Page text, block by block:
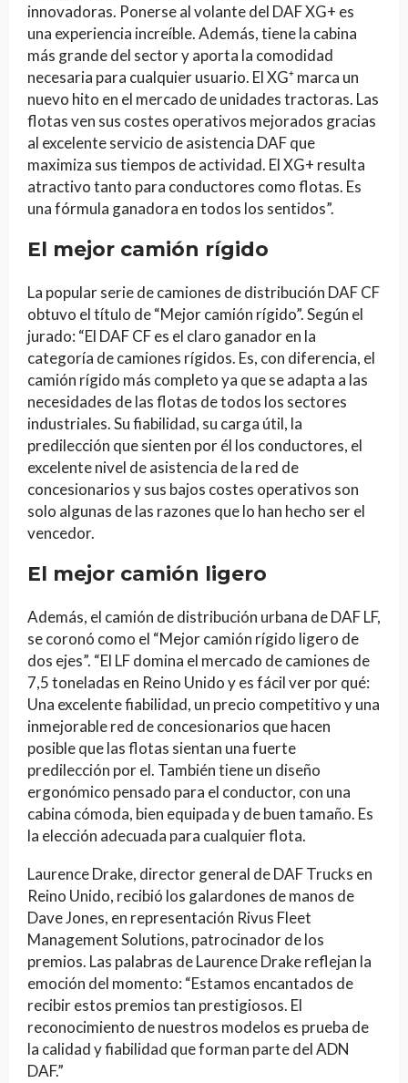
innovadoras. Ponerse al volante del DAF XG+ es
una experiencia increíble. Además, tiene la cabina
más grande del sector y aporta la comodidad
necesaria para cualquier usuario. El XG⁺ marca un
nuevo hito en el mercado de unidades tractoras. Las
flotas ven sus costes operativos mejorados gracias
al excelente servicio de asistencia DAF que
maximiza sus tiempos de actividad. El XG+ resulta
atractivo tanto para conductores como flotas. Es
una fórmula ganadora en todos los sentidos”.
El mejor camión rígido
La popular serie de camiones de distribución DAF CF
obtuvo el título de “Mejor camión rígido”. Según el
jurado: “El DAF CF es el claro ganador en la
categoría de camiones rígidos. Es, con diferencia, el
camión rígido más completo ya que se adapta a las
necesidades de las flotas de todos los sectores
industriales. Su fiabilidad, su carga útil, la
predilección que sienten por él los conductores, el
excelente nivel de asistencia de la red de
concesionarios y sus bajos costes operativos son
solo algunas de las razones que lo han hecho ser el
vencedor.
El mejor camión ligero
Además, el camión de distribución urbana de DAF LF,
se coronó como el “Mejor camión rígido ligero de
dos ejes”. “El LF domina el mercado de camiones de
7,5 toneladas en Reino Unido y es fácil ver por qué:
Una excelente fiabilidad, un precio competitivo y una
inmejorable red de concesionarios que hacen
posible que las flotas sientan una fuerte
predilección por el. También tiene un diseño
ergonómico pensado para el conductor, con una
cabina cómoda, bien equipada y de buen tamaño. Es
la elección adecuada para cualquier flota.
Laurence Drake, director general de DAF Trucks en
Reino Unido, recibió los galardones de manos de
Dave Jones, en representación Rivus Fleet
Management Solutions, patrocinador de los
premios. Las palabras de Laurence Drake reflejan la
emoción del momento: “Estamos encantados de
recibir estos premios tan prestigiosos. El
reconocimiento de nuestros modelos es prueba de
la calidad y fiabilidad que forman parte del ADN
DAF.”